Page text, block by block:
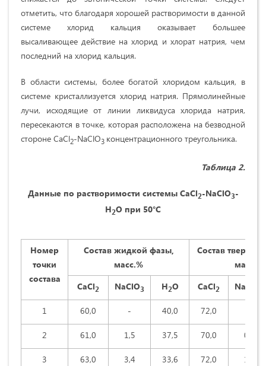
отметить, что благодаря хорошей растворимости в данной
системе хлорид кальция оказывает большее
высаливающее действие на хлорид и хлорат натрия, чем
последний на хлорид кальция.
В области системы, более богатой хлоридом кальция, в
системе кристаллизуется хлорид натрия. Прямолинейные
лучи, исходящие от линии ликвидуса хлорида натрия,
пересекаются в точке, которая расположена на безводной
стороне CaCl2-NaClO3 концентрационного треугольника.
Таблица 2.
Данные по растворимости системы CaCl2-NaClO3-
H2O при 50°С
Номер
точки
состава
Состав жидкой фазы,
масс.%
Состав
масс.%
CaCl2 NaClO3 H2O CaCl2 NaClO
1 60,0 - 40,0 72,0
2 61,0 1,5 37,5 70,0 0,8
3 63,0 3,4 33,6 72,0 1,0